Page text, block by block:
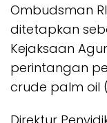
Ombudsman
ditetapkan
Kejaksaan
perintangan
crude palm oil